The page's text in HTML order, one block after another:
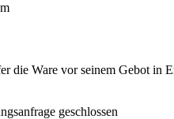
die Ware vor seinem Gebot
geschlossen